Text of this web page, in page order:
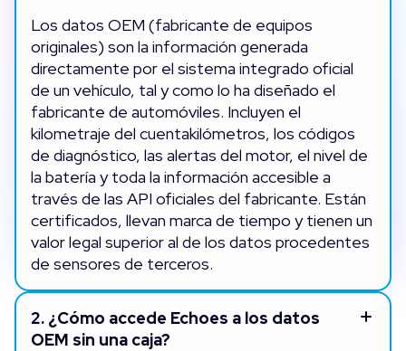
Los datos OEM (fabricante de equipos
originales) son la información generada
directamente por el sistema integrado oficial
de un vehículo, tal y como lo ha diseñado el
fabricante de automóviles. Incluyen el
kilometraje del cuentakilómetros, los códigos
de diagnóstico, las alertas del motor, el nivel de
la batería y toda la información accesible a
través de las API oficiales del fabricante. Están
certificados, llevan marca de tiempo y tienen un
valor legal superior al de los datos procedentes
de sensores de terceros.
2. ¿Cómo accede Echoes a los datos
OEM sin una caja?